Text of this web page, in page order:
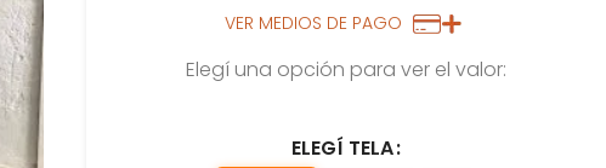
VER MEDIOS DE PAGO
Elegí una opción para ver el valor:
ELEGÍ TELA